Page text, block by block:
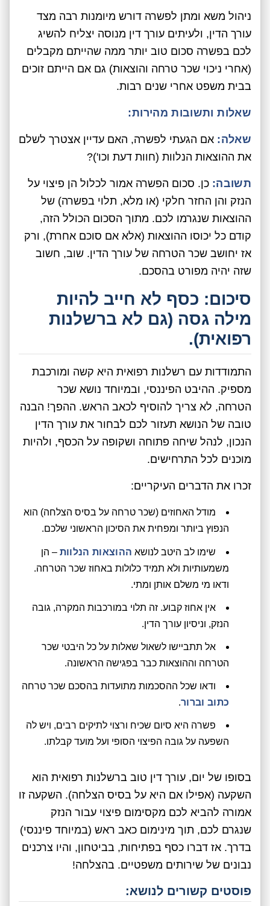
ניהול משא ומתן לפשרה דורש מיומנות רבה מצד
עורך הדין, ולעיתים עורך דין מנוסה יצליח להשיג
לכם בפשרה סכום טוב יותר ממה שהייתם מקבלים
(אחרי ניכוי שכר טרחה והוצאות) גם אם הייתם זוכים
בבית משפט אחרי שנים רבות.
שאלות ותשובות מהירות:
שאלה: אם הגעתי לפשרה, האם עדיין אצטרך לשלם
את ההוצאות הנלוות (חוות דעת וכו')?
תשובה: כן. סכום הפשרה אמור לכלול הן פיצוי על
הנזק והן החזר חלקי (או מלא, תלוי בפשרה) של
ההוצאות שנגרמו לכם. מתוך הסכום הכולל הזה,
קודם כל יכוסו ההוצאות (אלא אם סוכם אחרת), ורק
אז יחושב שכר הטרחה של עורך הדין. שוב, חשוב
שזה יהיה מפורט בהסכם.
סיכום: כסף לא חייב להיות
מילה גסה (גם לא ברשלנות
רפואית).
התמודדות עם רשלנות רפואית היא קשה ומורכבת
מספיק. ההיבט הפיננסי, ובמיוחד נושא שכר
הטרחה, לא צריך להוסיף לכאב הראש. ההפך! הבנה
טובה של הנושא תעזור לכם לבחור את עורך הדין
הנכון, לנהל שיחה פתוחה ושקופה על הכסף, ולהיות
מוכנים לכל התרחישים.
זכרו את הדברים העיקריים:
מודל האחוזים (שכר טרחה על בסיס הצלחה) הוא
הנפוץ ביותר ומפחית את הסיכון הראשוני שלכם.
שימו לב היטב לנושא ההוצאות הנלוות – הן
משמעותיות ולא תמיד כלולות באחוז שכר הטרחה.
ודאו מי משלם אותן ומתי.
אין אחוז קבוע. זה תלוי במורכבות המקרה, גובה
הנזק, וניסיון עורך הדין.
אל תתביישו לשאול שאלות על כל היבטי שכר
הטרחה וההוצאות כבר בפגישה הראשונה.
ודאו שכל ההסכמות מתועדות בהסכם שכר טרחה
כתוב וברור.
פשרה היא סיום שכיח ורצוי לתיקים רבים, ויש לה
השפעה על גובה הפיצוי הסופי ועל מועד קבלתו.
בסופו של יום, עורך דין טוב ברשלנות רפואית הוא
השקעה (אפילו אם היא על בסיס הצלחה). השקעה זו
אמורה להביא לכם מקסימום פיצוי עבור הנזק
שנגרם לכם, תוך מינימום כאב ראש (במיוחד פיננסי)
בדרך. אז דברו כסף בפתיחות, בביטחון, והיו צרכנים
נבונים של שירותים משפטיים. בהצלחה!
פוסטים קשורים לנושא: